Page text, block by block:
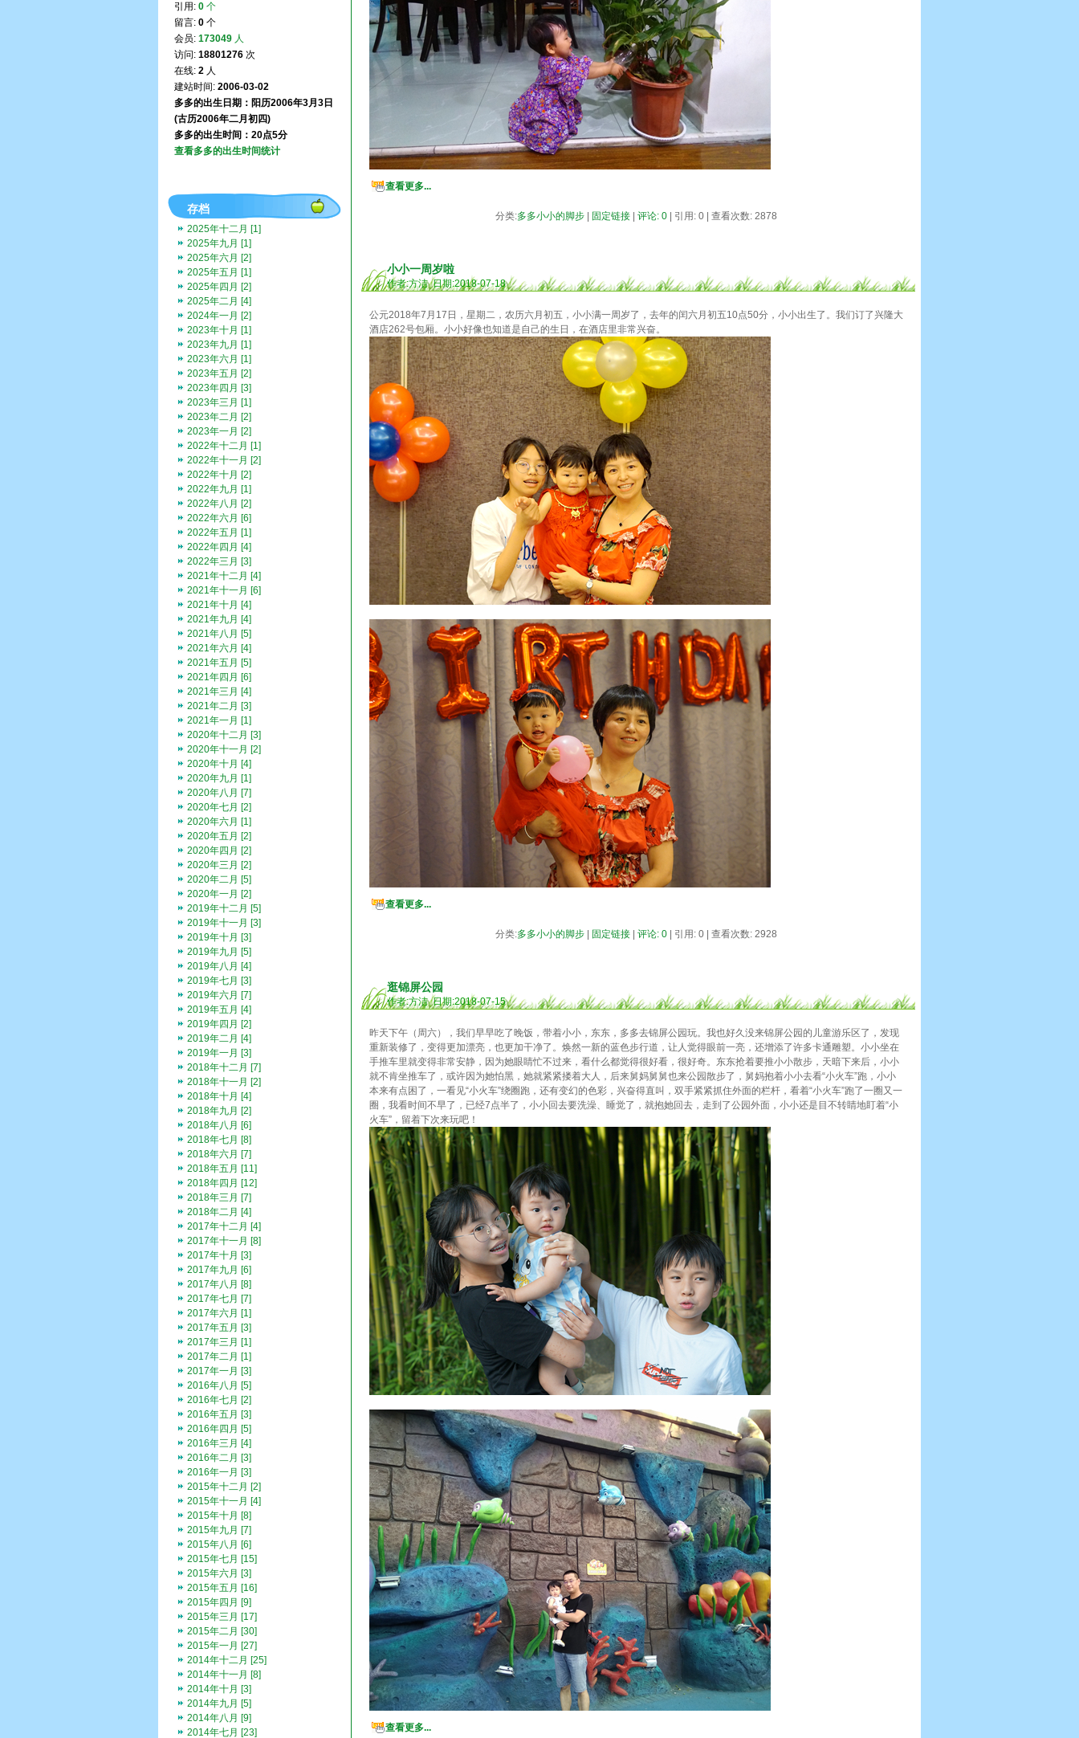
查看更多...
分类:多多小小的脚步 固定链接 |评论: 0 | 引用: 0 | 查看次数: 2878
小小一周岁啦
作者:方洁 日期:2018-07-18
公元2018年7月17日，星期二，农历六月初五，小小满一周岁了，去年的闰六月初五10点50分，小小出生了。我们订了兴隆大
酒店262号包厢。小小好像也知道是自己的生日，在酒店里非常兴奋。
查看更多...
分类:多多小小的脚步 固定链接 |评论: 0 | 引用: 0 | 查看次数: 2928
逛锦屏公园
作者:方洁 日期:2018-07-15
昨天下午（周六），我们早早吃了晚饭，带着小小，东东，多多去锦屏公园玩。我也好久没来锦屏公园的儿童游乐区了，发现
重新装修了，变得更加漂亮，也更加干净了。焕然一新的蓝色步行道，让人觉得眼前一亮，还增添了许多卡通雕塑。小小坐在
手推车里就变得非常安静，因为她眼睛忙不过来，看什么都觉得很好看，很好奇。东东抢着要推小小散步，天暗下来后，小小
就不肯坐推车了，或许因为她怕黑，她就紧紧搂着大人，后来舅妈舅舅也来公园散步了，舅妈抱着小小去看“小火车”跑，小小
本来有点困了，一看见“小火车”绕圈跑，还有变幻的色彩，兴奋得直叫，双手紧紧抓住外面的栏杆，看着“小火车”跑了一圈又一
圈，我看时间不早了，已经7点半了，小小回去要洗澡、睡觉了，就抱她回去，走到了公园外面，小小还是目不转睛地盯着“小
火车”，留着下次来玩吧！
查看更多...
引用: 0 个
留言: 0 个
会员: 173049 人
访问: 18801276 次
在线: 2 人
建站时间: 2006-03-02
多多的出生日期：阳历2006年3月3日
(古历2006年二月初四)
多多的出生时间：20点5分
查看多多的出生时间统计
存档
2025年十二月 [1]
2025年九月 [1]
2025年六月 [2]
2025年五月 [1]
2025年四月 [2]
2025年二月 [4]
2024年一月 [2]
2023年十月 [1]
2023年九月 [1]
2023年六月 [1]
2023年五月 [2]
2023年四月 [3]
2023年三月 [1]
2023年二月 [2]
2023年一月 [2]
2022年十二月 [1]
2022年十一月 [2]
2022年十月 [2]
2022年九月 [1]
2022年八月 [2]
2022年六月 [6]
2022年五月 [1]
2022年四月 [4]
2022年三月 [3]
2021年十二月 [4]
2021年十一月 [6]
2021年十月 [4]
2021年九月 [4]
2021年八月 [5]
2021年六月 [4]
2021年五月 [5]
2021年四月 [6]
2021年三月 [4]
2021年二月 [3]
2021年一月 [1]
2020年十二月 [3]
2020年十一月 [2]
2020年十月 [4]
2020年九月 [1]
2020年八月 [7]
2020年七月 [2]
2020年六月 [1]
2020年五月 [2]
2020年四月 [2]
2020年三月 [2]
2020年二月 [5]
2020年一月 [2]
2019年十二月 [5]
2019年十一月 [3]
2019年十月 [3]
2019年九月 [5]
2019年八月 [4]
2019年七月 [3]
2019年六月 [7]
2019年五月 [4]
2019年四月 [2]
2019年二月 [4]
2019年一月 [3]
2018年十二月 [7]
2018年十一月 [2]
2018年十月 [4]
2018年九月 [2]
2018年八月 [6]
2018年七月 [8]
2018年六月 [7]
2018年五月 [11]
2018年四月 [12]
2018年三月 [7]
2018年二月 [4]
2017年十二月 [4]
2017年十一月 [8]
2017年十月 [3]
2017年九月 [6]
2017年八月 [8]
2017年七月 [7]
2017年六月 [1]
2017年五月 [3]
2017年三月 [1]
2017年二月 [1]
2017年一月 [3]
2016年八月 [5]
2016年七月 [2]
2016年五月 [3]
2016年四月 [5]
2016年三月 [4]
2016年二月 [3]
2016年一月 [3]
2015年十二月 [2]
2015年十一月 [4]
2015年十月 [8]
2015年九月 [7]
2015年八月 [6]
2015年七月 [15]
2015年六月 [3]
2015年五月 [16]
2015年四月 [9]
2015年三月 [17]
2015年二月 [30]
2015年一月 [27]
2014年十二月 [25]
2014年十一月 [8]
2014年十月 [3]
2014年九月 [5]
2014年八月 [9]
2014年七月 [23]